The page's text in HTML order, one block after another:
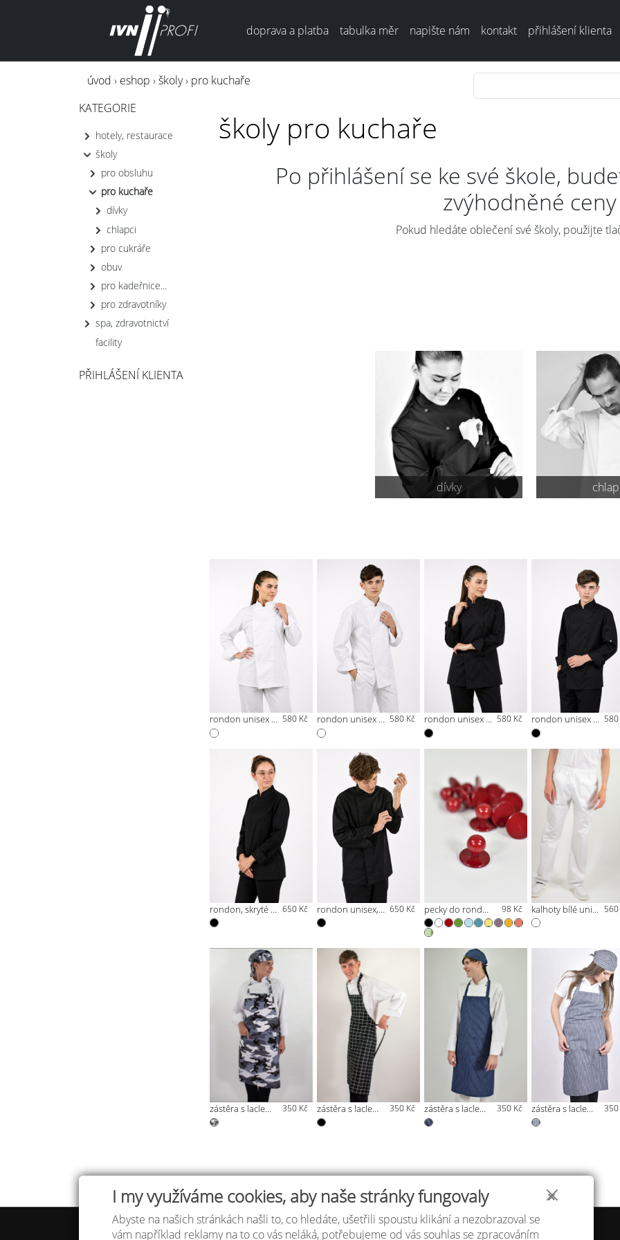
✕
I my využíváme cookies, aby naše stránky fungovaly
Abyste na našich stránkách našli to, co hledáte, ušetřili spoustu klikání a nezobrazoval se
vám například reklamy na to co vás neláká, potřebujeme od vás souhlas se zpracováním
doprava a platba tabulka měr napište nám kontakt přihlášení klienta
úvod › eshop ›školy› pro kuchaře
KATEGORIE
hotely, restaurace
školy
pro obsluhu
pro kuchaře
dívky
chlapci
pro cukráře
obuv
pro kadeřnice...
pro zdravotníky
spa, zdravotnictví
facility
PŘIHLÁŠENÍ KLIENTA
školy pro kuchaře
Po přihlášení se ke své škole,
zvýhodněné ceny
Pokud hledáte oblečení své školy, použijte
dívky
rondon unisex s peckami bílý 580 Kč rondon unisex s peckami bílý 580 Kč rondon unisex s peckami černý 580 Kč rondon unisex s peckami černý
rondon, skryté zapínání, černý 650 Kč rondon unisex, skryté zapínání černý 650 Kč pecky do rondonu 10ks 98 Kč kalhoty bílé unisex
zástěra s laclem kamufláž 350 Kč zástěra s laclem kostka 350 Kč zástěra s laclem modrý pruh 350 Kč zástěra s laclem šedá pruh 350
Tabulka velikostí